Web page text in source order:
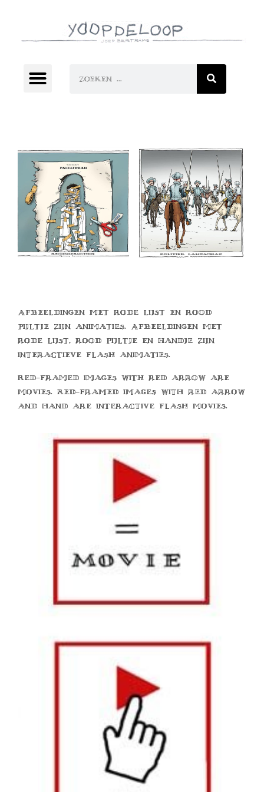
Afbeeldingen met rode lijst en rood
pijltje zijn animaties. Afbeeldingen met
rode lijst, rood pijltje en handje zijn
interactieve flash animaties.
Red-framed images with red arrow are
movies. Red-framed images with red arrow
and hand are interactive flash movies.